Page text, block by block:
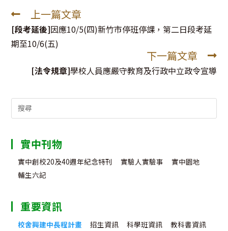
Read
more
articles
上一篇文章
[段考延後]因應10/5(四)新竹市停班停課，第二日段考延
期至10/6(五)
下一篇文章
[法令規章]學校人員應嚴守教育及行政中立政令宣導
Search
實中刊物
實中創校20及40週年紀念特刊 實驗人實驗事
實中園地
輔生六記
重要資訊
校舍興建中長程計畫 招生資訊 科學班資訊
教科書資訊